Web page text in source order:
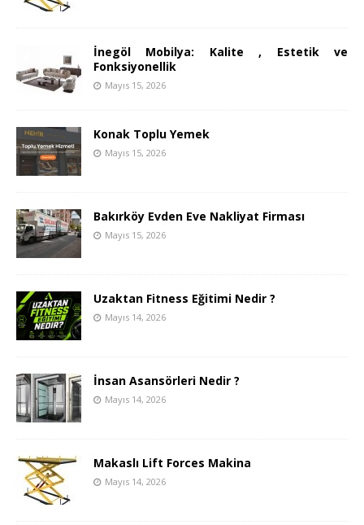
İnegöl Mobilya: Kalite , Estetik ve
Fonksiyonellik
Mayıs 15, 2026
Konak Toplu Yemek
Mayıs 15, 2026
Bakırköy Evden Eve Nakliyat Firması
Mayıs 15, 2026
Uzaktan Fitness Eğitimi Nedir ?
Mayıs 14, 2026
İnsan Asansörleri Nedir ?
Mayıs 14, 2026
Makaslı Lift Forces Makina
Mayıs 14, 2026